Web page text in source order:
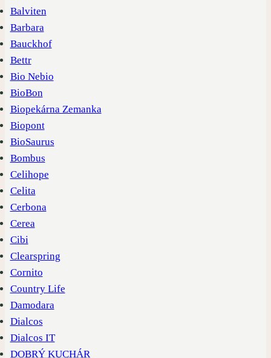
Balviten
Barbara
Bauckhof
Bettr
Bio Nebio
BioBon
Biopekárna Zemanka
Biopont
BioSaurus
Bombus
Celihope
Celita
Cerbona
Cerea
Cibi
Clearspring
Cornito
Country Life
Damodara
Dialcos
Dialcos IT
DOBRÝ KUCHÁR